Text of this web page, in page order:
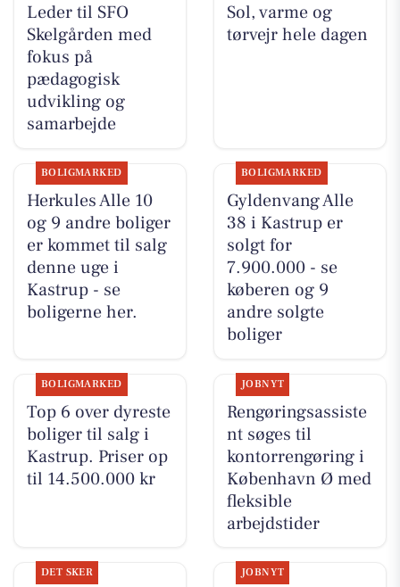
Leder til SFO
Skelgården med
fokus på
pædagogisk
udvikling og
samarbejde
Sol, varme og
tørvejr hele dagen
BOLIGMARKED
Herkules Alle 10
og 9 andre boliger
er kommet til salg
denne uge i
Kastrup - se
boligerne her.
BOLIGMARKED
Gyldenvang Alle
38 i Kastrup er
solgt for
7.900.000 - se
køberen og 9
andre solgte
boliger
BOLIGMARKED
Top 6 over dyreste
boliger til salg i
Kastrup. Priser op
til 14.500.000 kr
JOBNYT
Rengøringsassiste
nt søges til
kontorrengøring i
København Ø med
fleksible
arbejdstider
DET SKER JOBNYT